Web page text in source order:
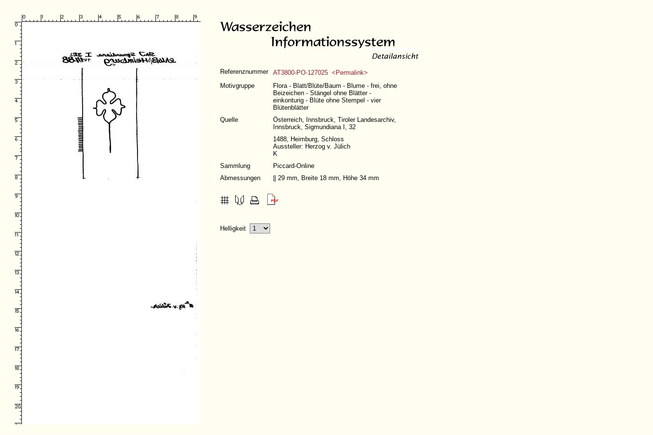
Referenznummer
AT3800-PO-127025 <Permalink>
Motivgruppe
Flora - Blatt/Blüte/Baum - Blume - frei, ohne
Beizeichen - Stängel ohne Blätter -
einkonturig - Blüte ohne Stempel - vier
Blütenblätter
Quelle
Österreich, Innsbruck, Tiroler Landesarchiv,
Innsbruck, Sigmundiana I, 32
1488, Heimburg, Schloss
Aussteller: Herzog v. Jülich
K
Sammlung
Piccard-Online
Abmessungen
|| 29 mm, Breite 18 mm, Höhe 34 mm
Helligkeit